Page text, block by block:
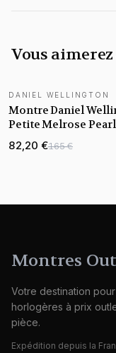
Vous aimerez
DANIEL WELLINGTON
Montre Daniel
Petite Melrose Pearl
DW00100513 cadran
rose maille milanaise
82,20 €165 €
Montres
Votre destination
horlogères à prix
pièce.
Expédition depuis la